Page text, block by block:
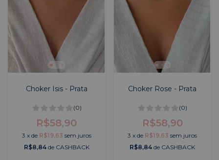
Choker Isis - Prata
(0)
R$58,90
3 x de R$19,63 sem juros
R$8,84de CASHBACK
Choker Rose - Prata
(0)
R$58,90
3 xde R$19,63 sem juros
R$8,84 de CASHBACK